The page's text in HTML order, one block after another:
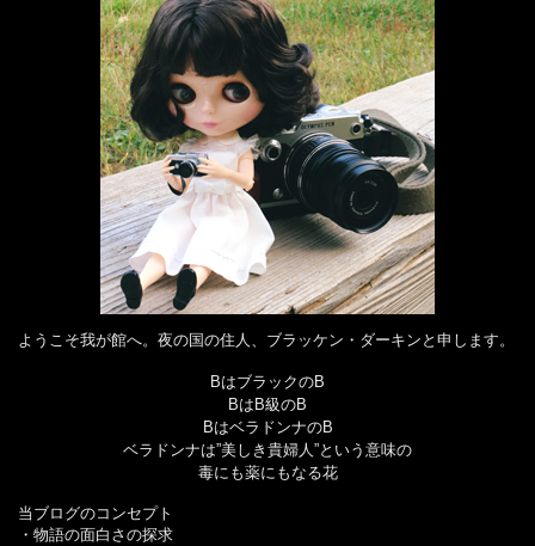
ようこそ我が館へ。夜の国の住人、ブラッケン・ダーキンと申します。
BはブラックのB
BはB級のB
BはベラドンナのB
ベラドンナは”美しき貴婦人”という意味の
毒にも薬にもなる花
当ブログのコンセプト
・物語の面白さの探求